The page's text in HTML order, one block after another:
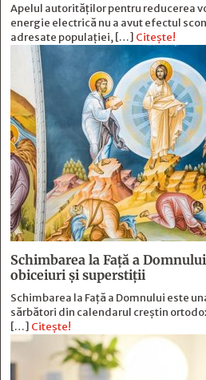
Apelul autorităților pentru reducerea
energie electrică nu a avut efectul
adresate populației, […] Citește!
Schimbarea la Față a
obiceiuri și superstiții
Schimbarea la Față a Domnului este
sărbători din calendarul creștin
[…] Citește!